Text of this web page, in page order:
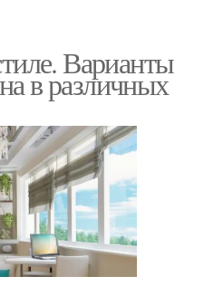
Варианты
в различных